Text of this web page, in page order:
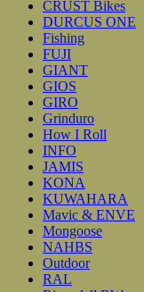
CRUST Bikes
DURCUS ONE
Fishing
FUJI
GIANT
GIOS
GIRO
Grinduro
How I Roll
INFO
JAMIS
KONA
KUWAHARA
Mavic & ENVE
Mongoose
NAHBS
Outdoor
RAL